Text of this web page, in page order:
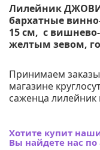
Лилейник
бархатные
15 см, с
желтым зевом,
Принимаем
магазине
саженца лилейник
Хотите купит
Вы найдете нас